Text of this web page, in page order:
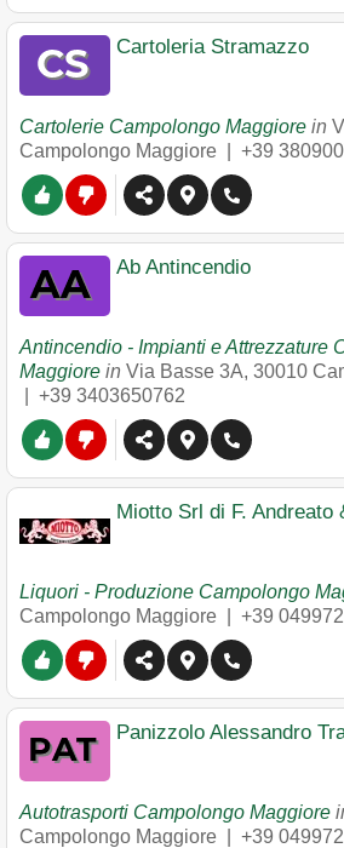
Cartoleria Stramazzo
Cartolerie Campolongo Maggiore in
Campolongo Maggiore
+39
Ab Antincendio
Antincendio - Impianti e Attrezzature
Maggiore in Via Basse 3A, 30010
+39 3403650762
Miotto Srl di F. Andreato
Liquori - Produzione Campolongo
Campolongo Maggiore
+39
Panizzolo Alessandro
Autotrasporti Campolongo Maggiore
Campolongo Maggiore
+39